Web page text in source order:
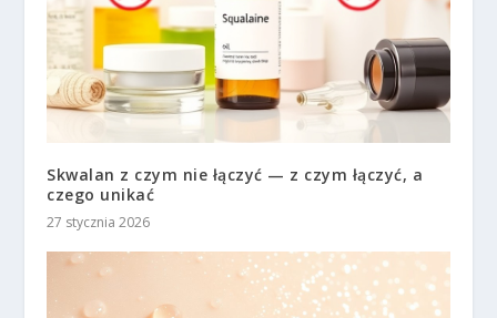
Skwalan z czym nie łączyć — z czym łączyć, a
czego unikać
27 stycznia 2026